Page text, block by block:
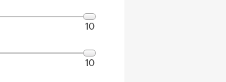
10
10